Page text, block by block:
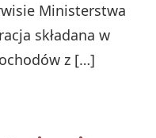
Ministerstwa
składana w
z […]